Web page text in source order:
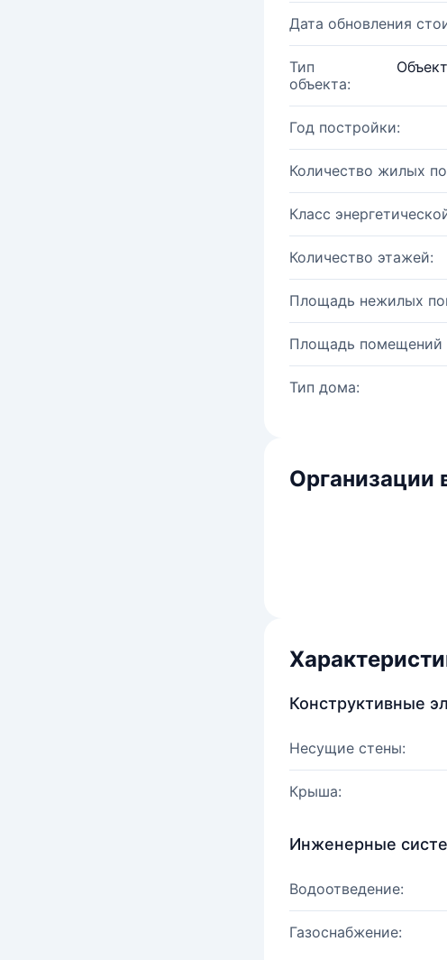
Дата обновления
Тип
объекта:
Год постройки:
Количество жилых
Класс
Количество этажей:
Площадь нежилых
Площадь помещений
Тип дома:
Организации
Конструктивные
Несущие стены:
Крыша:
Инженерные
Водоотведение:
Газоснабжение: